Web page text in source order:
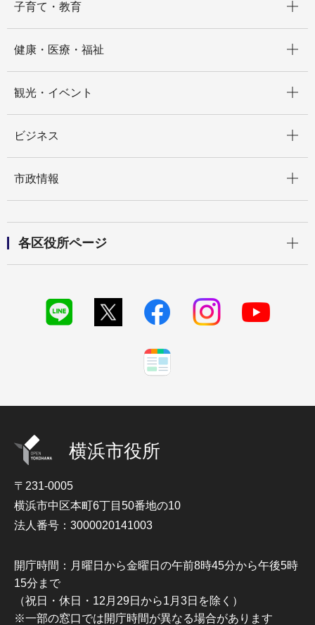
子育て・教育
健康・医療・福祉
観光・イベント
ビジネス
市政情報
各区役所ページ
横浜市役所
〒231-0005
横浜市中区本町6丁目50番地の10
法人番号：3000020141003
開庁時間：月曜日から金曜日の午前8時45分から午後5時
15分まで
（祝日・休日・12月29日から1月3日を除く）
※一部の窓口では開庁時間が異なる場合があります